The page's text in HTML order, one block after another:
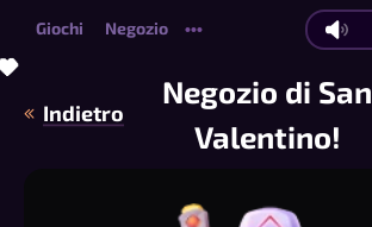
Giochi Negozio •••
💖
💖
💗
💝
💗
💗
💖
💝
💖
💗
💖
💝
💗
💖
💖
💝
💖
💝
💗
💖
Indietro
Negozio di San
Valentino!